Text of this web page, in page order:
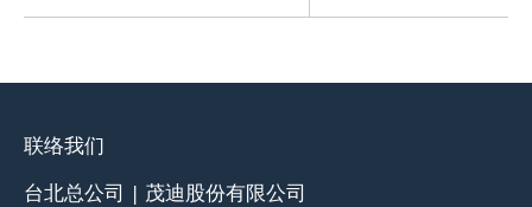
联络我们
台北总公司 | 茂迪股份有限公司